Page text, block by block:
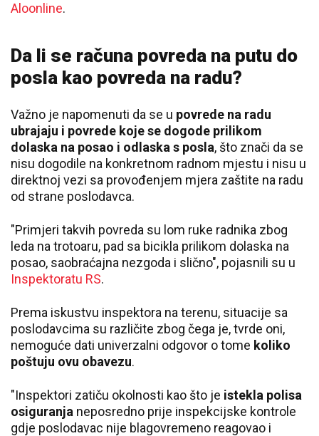
Aloonline.
Da li se računa povreda na putu do
posla kao povreda na radu?
Važno je napomenuti da se u povrede na radu
ubrajaju i povrede koje se dogode prilikom
dolaska na posao i odlaska s posla, što znači da se
nisu dogodile na konkretnom radnom mjestu i nisu u
direktnoj vezi sa provođenjem mjera zaštite na radu
od strane poslodavca.
"Primjeri takvih povreda su lom ruke radnika zbog
leda na trotoaru, pad sa bicikla prilikom dolaska na
posao, saobraćajna nezgoda i slično", pojasnili su u
Inspektoratu RS.
Prema iskustvu inspektora na terenu, situacije sa
poslodavcima su različite zbog čega je, tvrde oni,
nemoguće dati univerzalni odgovor o tome koliko
poštuju ovu obavezu.
"Inspektori zatiču okolnosti kao što je istekla polisa
osiguranja neposredno prije inspekcijske kontrole
gdje poslodavac nije blagovremeno reagovao i